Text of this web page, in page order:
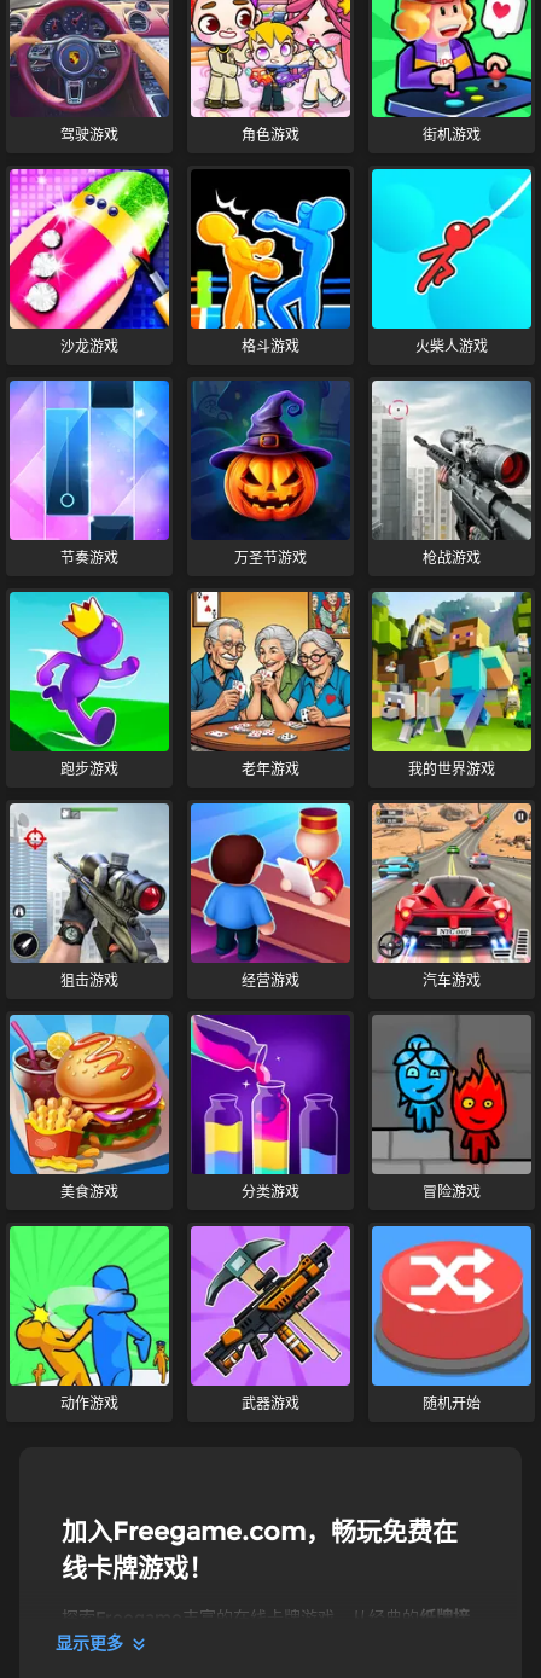
驾驶游戏 角色游戏 街机游戏
沙龙游戏 格斗游戏 火柴人游戏
节奏游戏 万圣节游戏 枪战游戏
跑步游戏 老年游戏 我的世界游戏
狙击游戏 经营游戏 汽车游戏
美食游戏 分类游戏 冒险游戏
动作游戏 武器游戏 随机开始
加入Freegame.com，畅玩免费在
线卡牌游戏！
探索Freegame丰富的在线卡牌游戏。从经典的纸牌接
龙和二十一点，到策略性十足的
显示更多